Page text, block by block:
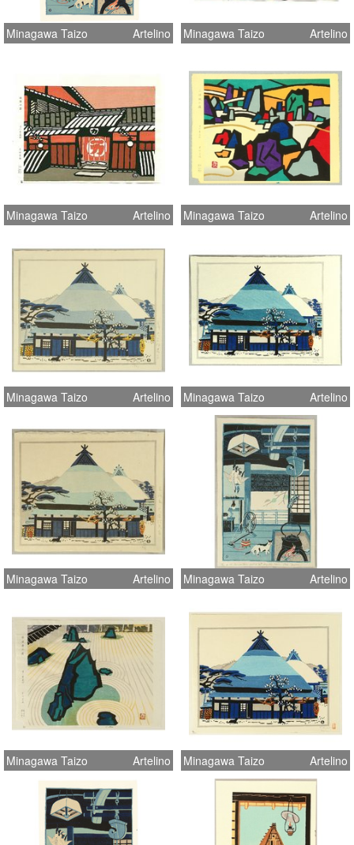
Minagawa Taizo Artelino Minagawa Taizo Artelino
Minagawa Taizo Artelino Minagawa Taizo Artelino
Minagawa Taizo Artelino Minagawa Taizo Artelino
Minagawa Taizo Artelino Minagawa Taizo Artelino
Minagawa Taizo Artelino Minagawa Taizo Artelino